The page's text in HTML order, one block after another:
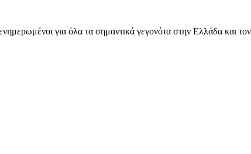
για όλα τα σημαντικά γεγονότα στην Ελλάδα και